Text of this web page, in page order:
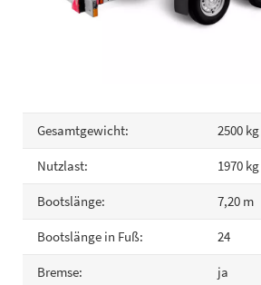
Gesamtgewicht: 2500 kg
Nutzlast: 1970 kg
Bootslänge: 7,20 m
Bootslänge in Fuß: 24
Bremse: ja